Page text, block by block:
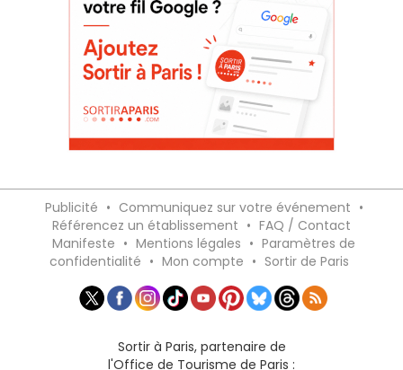
Publicité • Communiquez sur votre événement •
Référencez un établissement • FAQ / Contact
Manifeste • Mentions légales • Paramètres de
confidentialité • Mon compte • Sortir de Paris
Sortir à Paris, partenaire de
l'Office de Tourisme de Paris :